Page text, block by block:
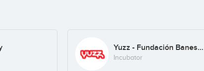
Yuzz - Fundación Banesto
Incubator